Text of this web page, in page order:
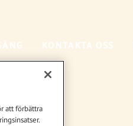
KONTAKTA OSS
att förbättra